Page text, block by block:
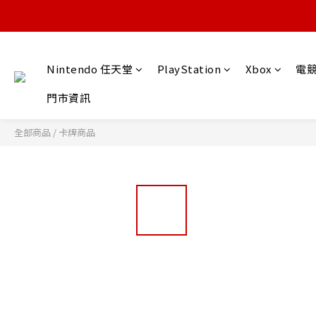
Nintendo 任天堂 PlayStation Xbox
電
門市資訊
全部商品 / 卡牌商品